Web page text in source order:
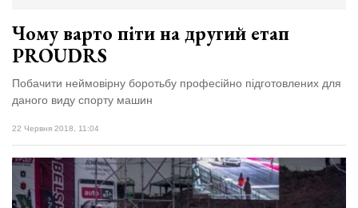
Чому варто піти на другий етап
PROUDRS
Побачити неймовірну боротьбу професійно підготовлених для
даного виду спорту машин
22 Червня 2018, 11:04